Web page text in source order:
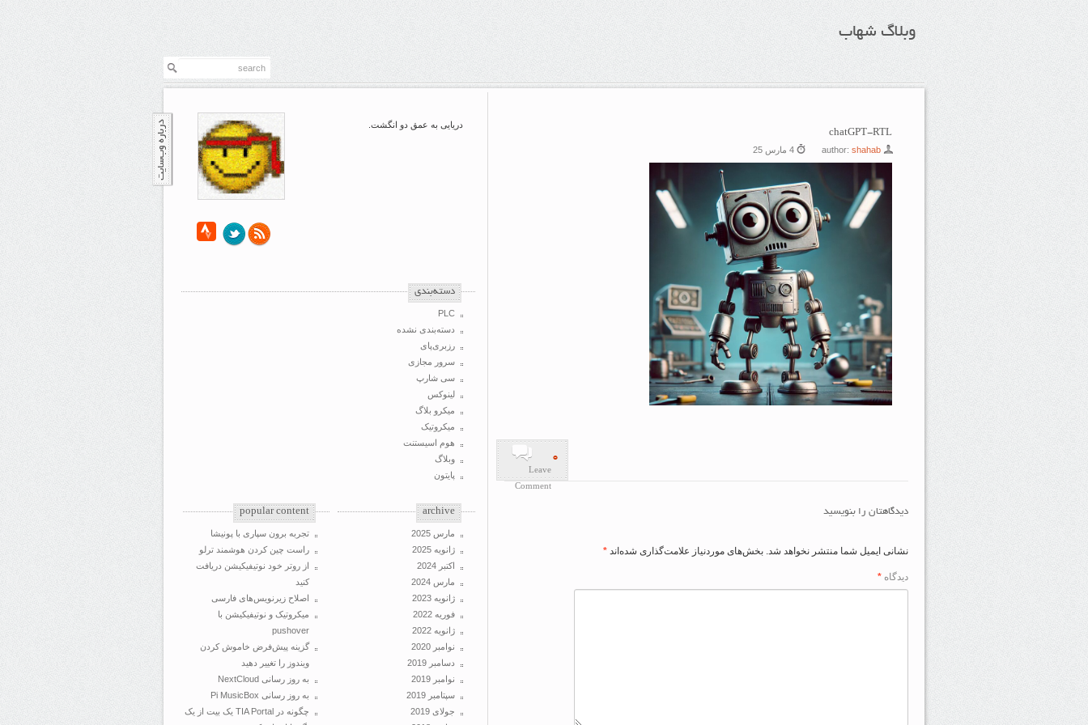
وبلاگ شهاب
chatGPT-RTL
author: shahab 4 مارس 25
Leave
Comment
۰
دیدگاهتان را بنویسید
نشانی ایمیل شما منتشر نخواهد شد. بخش‌های موردنیاز علامت‌گذاری شده‌اند *
دیدگاه *
دریایی به عمق دو انگشت.
‌دسته‌بندی
PLC
دسته‌بندی نشده
رزبری‌پای
سرور مجازی
سی شارپ
لینوکس
میکرو بلاگ
میکروتیک
هوم اسیستنت
وبلاگ
پایتون
archive
مارس 2025
ژانویه 2025
اکتبر 2024
مارس 2024
ژانویه 2023
فوریه 2022
ژانویه 2022
نوامبر 2020
دسامبر 2019
نوامبر 2019
سپتامبر 2019
جولای 2019
popular content
تجربه برون سپاری با پونیشا
راست چین کردن هوشمند ترلو
از روتر خود نوتیفیکیشن دریافت
کنید
اصلاح زیرنویس‌های فارسی
میکروتیک و نوتیفیکیشن با
pushover
گزینه پیش‌فرض خاموش کردن
ویندوز را تغییر دهید
به روز رسانی NextCloud
به روز رسانی Pi MusicBox
چگونه در TIA Portal یک بیت از یک